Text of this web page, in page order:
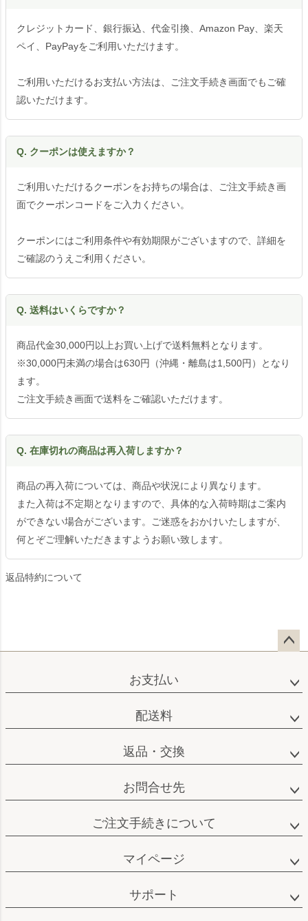
クレジットカード、銀行振込、代金引換、Amazon Pay、楽天
ペイ、PayPayをご利用いただけます。
ご利用いただけるお支払い方法は、ご注文手続き画面でもご確
認いただけます。
Q. クーポンは使えますか？
ご利用いただけるクーポンをお持ちの場合は、ご注文手続き画
面でクーポンコードをご入力ください。
クーポンにはご利用条件や有効期限がございますので、詳細を
ご確認のうえご利用ください。
Q. 送料はいくらですか？
商品代金30,000円以上お買い上げで送料無料となります。
※30,000円未満の場合は630円（沖縄・離島は1,500円）となり
ます。
ご注文手続き画面で送料をご確認いただけます。
Q. 在庫切れの商品は再入荷しますか？
商品の再入荷については、商品や状況により異なります。
また入荷は不定期となりますので、具体的な入荷時期はご案内
ができない場合がございます。ご迷惑をおかけいたしますが、
何とぞご理解いただきますようお願い致します。
返品特約について
ップ
お支払い
配送料
返品・交換
お問合せ先
ご注文手続きについて
マイページ
サポート